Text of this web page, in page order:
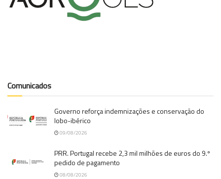
Comunicados
Governo reforça indemnizações e conservação do
lobo-ibérico
09/08/2026
PRR. Portugal recebe 2,3 mil milhões de euros do 9.º
pedido de pagamento
08/08/2026